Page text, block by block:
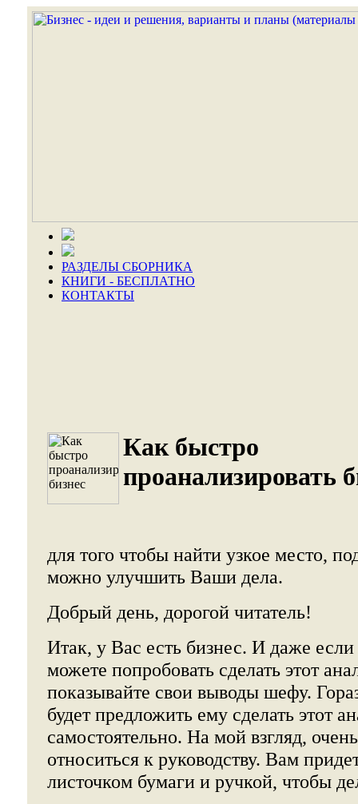
РАЗДЕЛЫ СБОРНИКА
КНИГИ - БЕСПЛАТНО
КОНТАКТЫ
Как быстро
проанализировать
для того чтобы найти узкое место,
можно улучшить Ваши дела.
Добрый день, дорогой читатель!
Итак, у Вас есть бизнес. И даже
можете попробовать сделать этот
показывайте свои выводы шефу.
будет предложить ему сделать этот
самостоятельно. На мой взгляд,
относиться к руководству. Вам
листочком бумаги и ручкой, чтобы